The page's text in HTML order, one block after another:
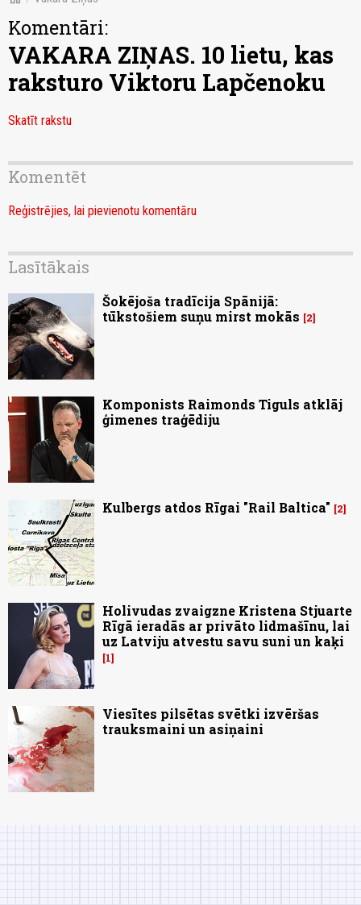
Komentāri:
VAKARA ZIŅAS. 10 lietu, kas
raksturo Viktoru Lapčenoku
Skatīt rakstu
Komentēt
Reģistrējies, lai pievienotu komentāru
Lasītākais
Šokējoša tradīcija Spānijā:
tūkstošiem suņu mirst mokās
2
Komponists Raimonds Tiguls atklāj
ģimenes traģēdiju
Kulbergs atdos Rīgai "Rail Baltica" 2
Holivudas zvaigzne Kristena Stjuarte
Rīgā ieradās ar privāto lidmašīnu, lai
uz Latviju atvestu savu suni un kaķi
1
Viesītes pilsētas svētki izvēršas
trauksmaini un asiņaini